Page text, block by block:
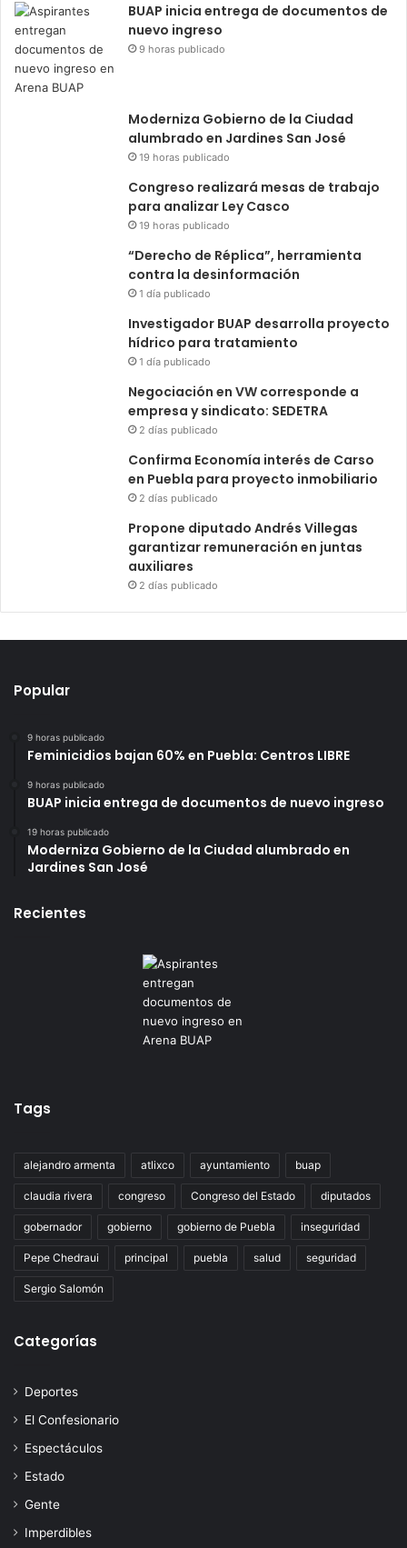
BUAP inicia entrega de documentos de
nuevo ingreso
9 horas publicado
Moderniza Gobierno de la Ciudad
alumbrado en Jardines San José
19 horas publicado
Congreso realizará mesas de trabajo
para analizar Ley Casco
19 horas publicado
“Derecho de Réplica”, herramienta
contra la desinformación
1 día publicado
Investigador BUAP desarrolla proyecto
hídrico para tratamiento
1 día publicado
Negociación en VW corresponde a
empresa y sindicato: SEDETRA
2 días publicado
Confirma Economía interés de Carso
en Puebla para proyecto inmobiliario
2 días publicado
Propone diputado Andrés Villegas
garantizar remuneración en juntas
auxiliares
2 días publicado
Popular
9 horas publicado
Feminicidios bajan 60% en Puebla: Centros LIBRE
9 horas publicado
BUAP inicia entrega de documentos de nuevo ingreso
19 horas publicado
Moderniza Gobierno de la Ciudad alumbrado en
Jardines San José
Recientes
Tags
alejandro armenta atlixco ayuntamiento buap
claudia rivera congreso Congreso del Estado diputados
gobernador gobierno gobierno de Puebla inseguridad
Pepe Chedraui principal puebla salud seguridad
Sergio Salomón
Categorías
Deportes
El Confesionario
Espectáculos
Estado
Gente
Imperdibles